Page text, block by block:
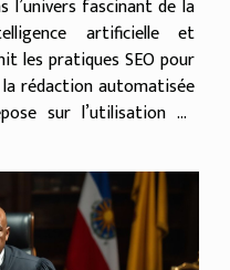
l’univers fascinant de la
artificielle et
les pratiques SEO pour
la rédaction automatisée
sur l’utilisation de